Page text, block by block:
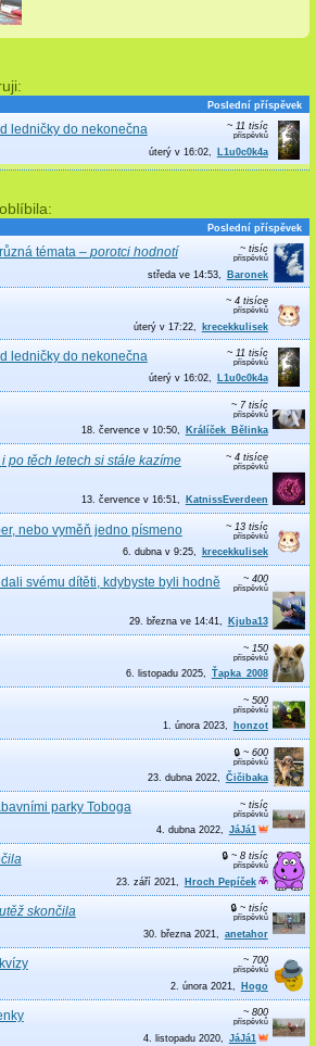
Poslední příspěvek
ledničky do nekonečna ~ 11 tisíc
L1u0c0k4a
úterý v 16:02
Poslední příspěvek
témata – porotci hodnotí ~ tisíc
Baronek
středa ve 14:53
~ 4 tisíce
krecekkulisek
úterý v 17:22
ledničky do nekonečna ~ 11 tisíc
L1u0c0k4a
úterý v 16:02
~ 7 tisíc
Králíček_Bělinka
18. července v 10:50
i po těch letech si stále kazíme
~ 4 tisíce
KatnissEverdeen
13. července v 16:51
nebo vyměň jedno písmeno ~ 13 tisíc
krecekkulisek
6. dubna v 9:25
svému dítěti, kdybyste byli hodně
~ 400
Kjuba13
29. března ve 14:41
~ 150
Ťapka_2008
6. listopadu 2025
~ 500
honzot
1. února 2023
🔒 ~ 600
Čičibaka
23. dubna 2022
parky Toboga ~ tisíc
JáJá1
4. dubna 2022
🔒 ~ 8 tisíc
Hroch Pepíček
23. září 2021
skončila 🔒 ~ tisíc
anetahor
30. března 2021
~ 700
Hogo
2. února 2021
~ 800
JáJá1
4. listopadu 2020